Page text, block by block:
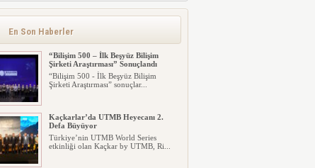
En Son Haberler
“Bilişim 500 – İlk Beşyüz Bilişim
Şirketi Araştırması” Sonuçlandı
“Bilişim 500 - İlk Beşyüz Bilişim
Şirketi Araştırması” sonuçlar...
Kaçkarlar’da UTMB Heyecanı 2.
Defa Büyüyor
Türkiye’nin UTMB World Series
etkinliği olan Kaçkar by UTMB, Ri...